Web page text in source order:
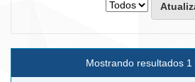
Mostrando resultados 1